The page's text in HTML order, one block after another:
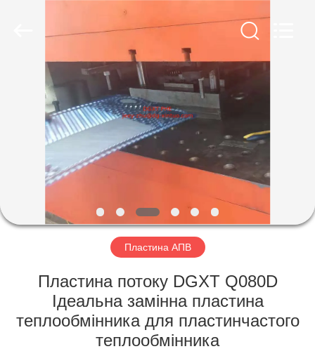
ГЛАВНАЯ
СТРАНИЦА
ПРОДУКЦИЯ
КОМПАНИИ
ФАБРИКА
КОНТРОЛЬ
КАЧЕСТВА
Пластина АПВ
Пластина потоку DGXT Q080D
Ідеальна замінна пластина
теплообмінника для пластинчастого
теплообмінника